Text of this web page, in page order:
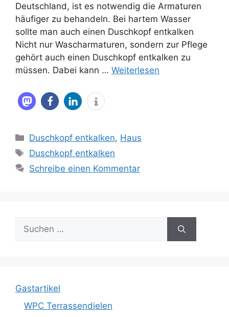
Deutschland, ist es notwendig die Armaturen
häufiger zu behandeln. Bei hartem Wasser
sollte man auch einen Duschkopf entkalken
Nicht nur Wascharmaturen, sondern zur Pflege
gehört auch einen Duschkopf entkalken zu
müssen. Dabei kann … Weiterlesen
Kategorien
Duschkopf entkalken, Haus
Schlagwörter
Duschkopf entkalken
Schreibe einen Kommentar
Suche
nach:
Gastartikel
WPC Terrassendielen